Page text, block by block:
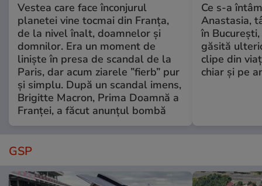
Vestea care face înconjurul
planetei vine tocmai din Franța,
de la nivel înalt, doamnelor și
domnilor. Era un moment de
liniște în presa de scandal de la
Paris, dar acum ziarele ”fierb” pur
și simplu. După un scandal imens,
Brigitte Macron, Prima Doamnă a
Franței, a făcut anunțul bombă
Ce s-a
Anastasia,
în
găsită
clipe din
chiar și pe
GSP